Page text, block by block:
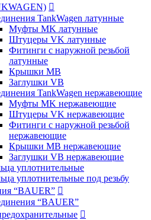

TankWagen латунные
Муфты MK латунные
Штуцеры VK латунные
Фитинги с наружной резьбой
латунные
Крышки MB
Заглушки VB
TankWagen нержавеющие
Муфты MK нержавеющие
Штуцеры VK нержавеющие
Фитинги с наружной резьбой
нержавеющие
Крышки MB нержавеющие
Заглушки VB нержавеющие
уплотнительные
уплотнительные под резьбу
“BAUER” 
“BAUER”
